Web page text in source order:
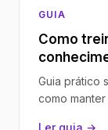
GUIA
Como
Guia prático
como
Ler guia →